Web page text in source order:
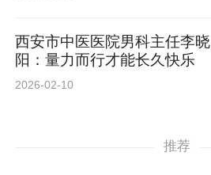
西安市中医医院男科主任李晓
阳：量力而行才能长久快乐
2026-02-10
推荐